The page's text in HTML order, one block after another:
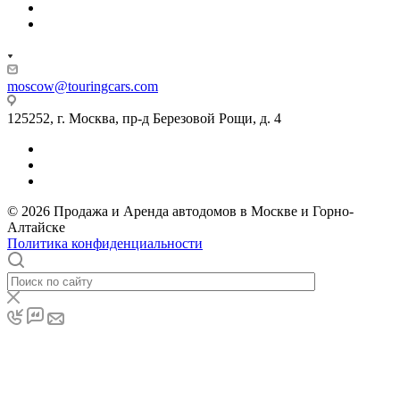
moscow@touringcars.com
125252, г. Москва, пр-д Березовой Рощи, д. 4
© 2026 Продажа и Аренда автодомов в Москве и Горно-
Алтайске
Политика конфиденциальности